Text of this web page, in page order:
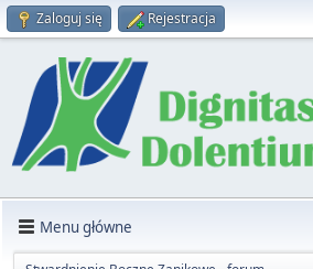
Zaloguj się Rejestracja
Menu główne